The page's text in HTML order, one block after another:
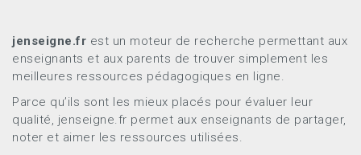
jenseigne.fr est un moteur de recherche permettant aux
enseignants et aux parents de trouver simplement les
meilleures ressources pédagogiques en ligne.
Parce qu’ils sont les mieux placés pour évaluer leur
qualité, jenseigne.fr permet aux enseignants de partager,
noter et aimer les ressources utilisées.